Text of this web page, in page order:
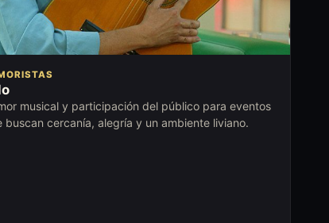
musical y participación del público para eventos
buscan cercanía, alegría y un ambiente liviano.